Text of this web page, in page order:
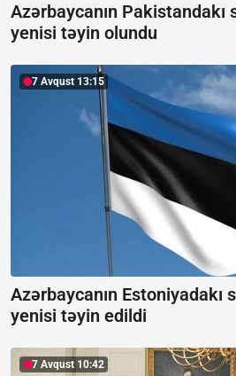
Azərbaycanın Pakistandakı
yenisi təyin olundu
7 Avqust 13:15
Azərbaycanın Estoniyadakı
yenisi təyin edildi
7 Avqust 10:42